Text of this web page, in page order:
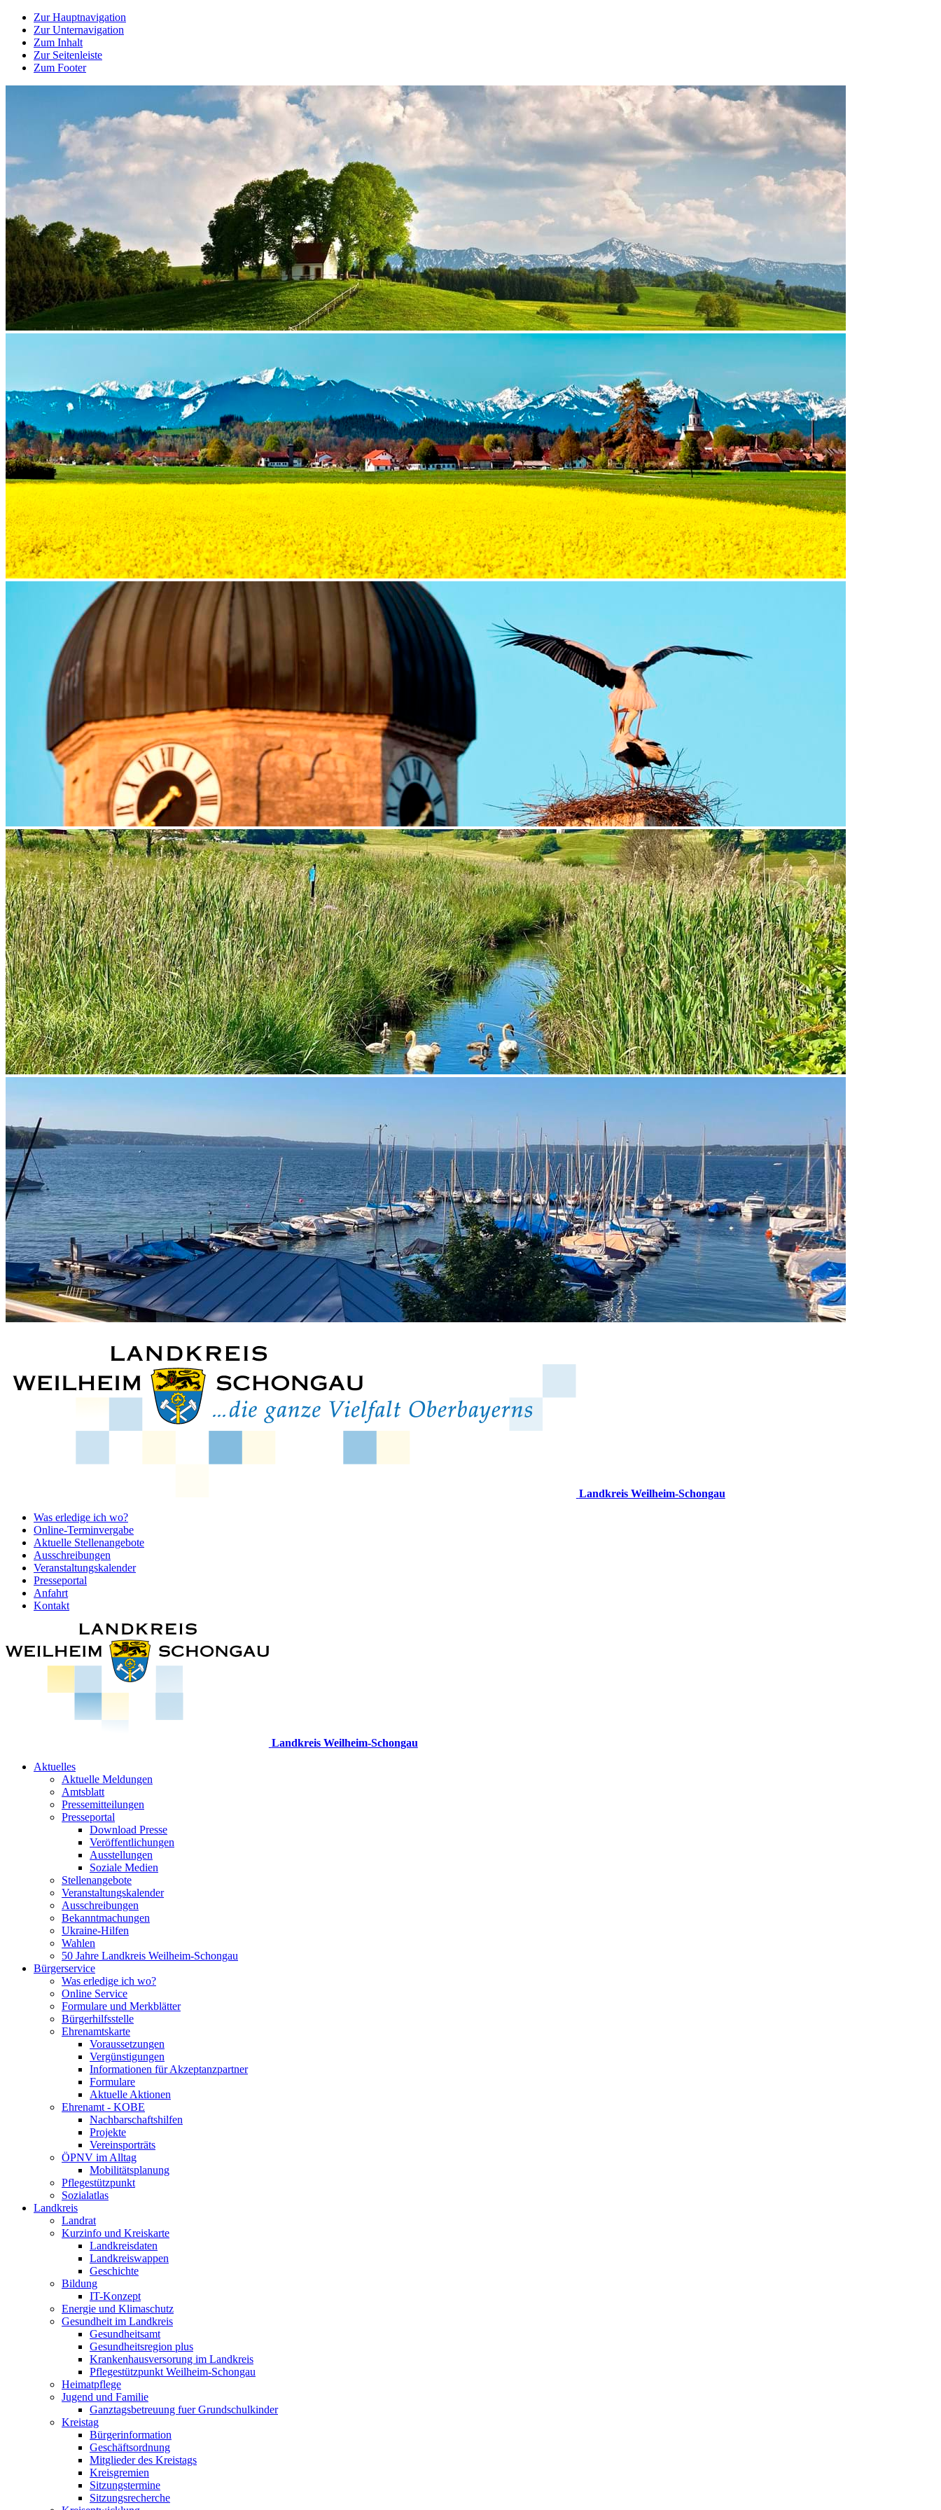
Zur Hauptnavigation
Zur Unternavigation
Zum Inhalt
Zur Seitenleiste
Zum Footer
Landkreis Weilheim-Schongau
Was erledige ich wo?
Online-Terminvergabe
Aktuelle Stellenangebote
Ausschreibungen
Veranstaltungskalender
Presseportal
Anfahrt
Kontakt
Landkreis Weilheim-Schongau
Aktuelles
Aktuelle Meldungen
Amtsblatt
Pressemitteilungen
Presseportal
Download Presse
Veröffentlichungen
Ausstellungen
Soziale Medien
Stellenangebote
Veranstaltungskalender
Ausschreibungen
Bekanntmachungen
Ukraine-Hilfen
Wahlen
50 Jahre Landkreis Weilheim-Schongau
Bürgerservice
Was erledige ich wo?
Online Service
Formulare und Merkblätter
Bürgerhilfsstelle
Ehrenamtskarte
Voraussetzungen
Vergünstigungen
Informationen für Akzeptanzpartner
Formulare
Aktuelle Aktionen
Ehrenamt - KOBE
Nachbarschaftshilfen
Projekte
Vereinsporträts
ÖPNV im Alltag
Mobilitätsplanung
Pflegestützpunkt
Sozialatlas
Landkreis
Landrat
Kurzinfo und Kreiskarte
Landkreisdaten
Landkreiswappen
Geschichte
Bildung
IT-Konzept
Energie und Klimaschutz
Gesundheit im Landkreis
Gesundheitsamt
Gesundheitsregion plus
Krankenhausversorung im Landkreis
Pflegestützpunkt Weilheim-Schongau
Heimatpflege
Jugend und Familie
Ganztagsbetreuung fuer Grundschulkinder
Kreistag
Bürgerinformation
Geschäftsordnung
Mitglieder des Kreistags
Kreisgremien
Sitzungstermine
Sitzungsrecherche